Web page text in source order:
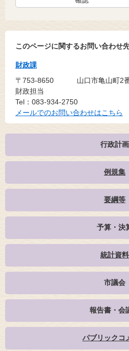
このページに関するお問い合わせ
財政課
〒753-8650
山口市亀山町2
財政担当
Tel：083-934-2750
メールでのお問い合わせはこちら
行政計画
例規集
要綱等
予算・決
統計資料
市議会
報告書・会
パブリックコ